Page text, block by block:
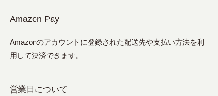
Amazon Pay
Amazonのアカウントに登録された配送先や支払い方法を利
用して決済できます。
営業日について